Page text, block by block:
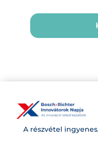
A részvétel